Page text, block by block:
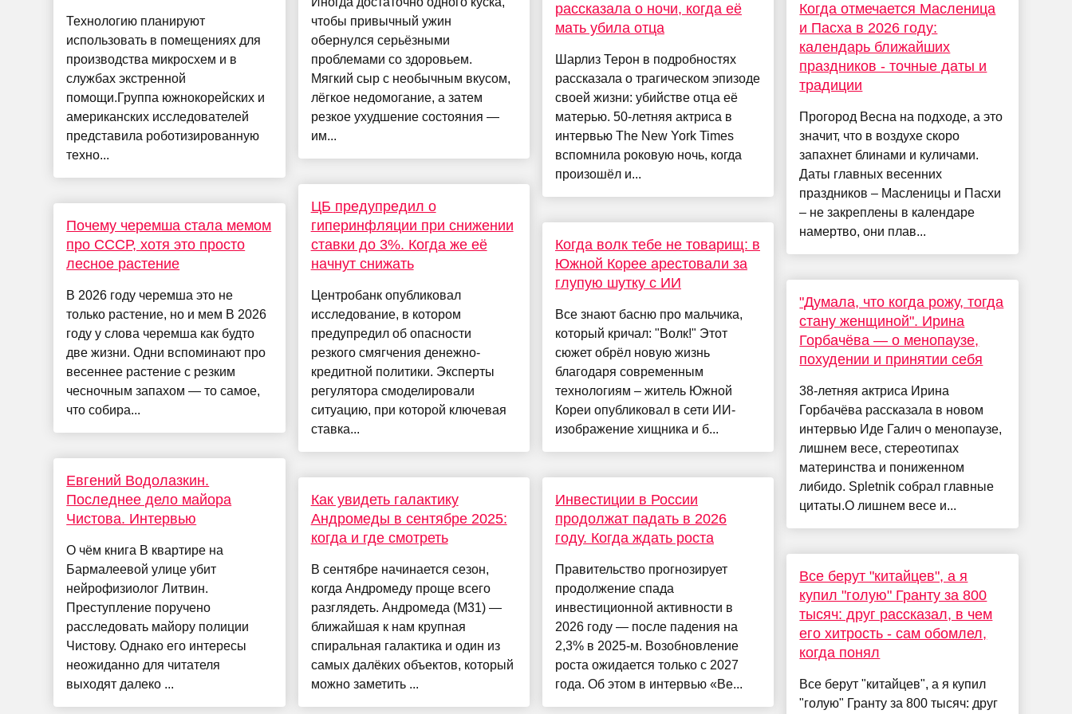
Технологию планируют
использовать в помещениях для
производства микросхем и в
службах экстренной
помощи.Группа южнокорейских и
американских исследователей
представила роботизированную
техно...
Почему черемша стала мемом
про СССР, хотя это просто
лесное растение
В 2026 году черемша это не
только растение, но и мем В 2026
году у слова черемша как будто
две жизни. Одни вспоминают про
весеннее растение с резким
чесночным запахом — то самое,
что собира...
Евгений Водолазкин.
Последнее дело майора
Чистова. Интервью
О чём книга В квартире на
Бармалеевой улице убит
нейрофизиолог Литвин.
Преступление поручено
расследовать майору полиции
Чистову. Однако его интересы
неожиданно для читателя
выходят далеко ...
чтобы привычный ужин
обернулся серьёзными
проблемами со здоровьем.
Мягкий сыр с необычным вкусом,
лёгкое недомогание, а затем
резкое ухудшение состояния —
им...
ЦБ предупредил о
гиперинфляции при снижении
ставки до 3%. Когда же её
начнут снижать
Центробанк опубликовал
исследование, в котором
предупредил об опасности
резкого смягчения денежно-
кредитной политики. Эксперты
регулятора смоделировали
ситуацию, при которой ключевая
ставка...
Как увидеть галактику
Андромеды в сентябре 2025:
когда и где смотреть
В сентябре начинается сезон,
когда Андромеду проще всего
разглядеть. Андромеда (M31) —
ближайшая к нам крупная
спиральная галактика и один из
самых далёких объектов, который
можно заметить ...
рассказала о ночи, когда её
мать убила отца
Шарлиз Терон в подробностях
рассказала о трагическом эпизоде
своей жизни: убийстве отца её
матерью. 50-летняя актриса в
интервью The New York Times
вспомнила роковую ночь, когда
произошёл и...
Когда волк тебе не товарищ: в
Южной Корее арестовали за
глупую шутку с ИИ
Все знают басню про мальчика,
который кричал: "Волк!" Этот
сюжет обрёл новую жизнь
благодаря современным
технологиям – житель Южной
Кореи опубликовал в сети ИИ-
изображение хищника и б...
Инвестиции в России
продолжат падать в 2026
году. Когда ждать роста
Правительство прогнозирует
продолжение спада
инвестиционной активности в
2026 году — после падения на
2,3% в 2025-м. Возобновление
роста ожидается только с 2027
года. Об этом в интервью «Ве...
Когда отмечается Масленица
и Пасха в 2026 году:
календарь ближайших
праздников - точные даты и
традиции
Прогород Весна на подходе, а это
значит, что в воздухе скоро
запахнет блинами и куличами.
Даты главных весенних
праздников – Масленицы и Пасхи
– не закреплены в календаре
намертво, они плав...
"Думала, что когда рожу, тогда
стану женщиной". Ирина
Горбачёва — о менопаузе,
похудении и принятии себя
38-летняя актриса Ирина
Горбачёва рассказала в новом
интервью Иде Галич о менопаузе,
лишнем весе, стереотипах
материнства и пониженном
либидо. Spletnik собрал главные
цитаты.О лишнем весе и...
Все берут "китайцев", а я
купил "голую" Гранту за 800
тысяч: друг рассказал, в чем
его хитрость - сам обомлел,
когда понял
Все берут "китайцев", а я купил
"голую" Гранту за 800 тысяч: друг